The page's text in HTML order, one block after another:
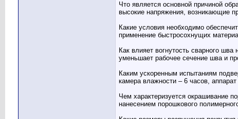
Что является основной причиной
высокие напряжения, возникающие
Какие условия необходимо
применение быстросохнущих
Как влияет вогнутость сварного шва
уменьшает рабочее сечение шва и
Каким ускоренным испытаниям
камера влажности – 6 часов,
Чем характеризуется окрашивание
нанесением порошкового